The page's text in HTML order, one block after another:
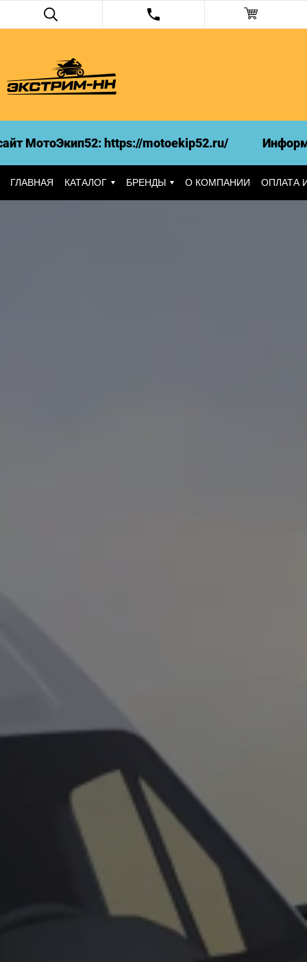
https://motoekip52.ru/
ГЛАВНАЯ КАТАЛОГ БРЕНДЫ О КОМПАНИИ ОПЛАТА